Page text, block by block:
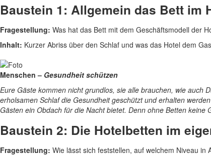
Baustein 1: Allgemein das Bett im
Fragestellung: Was hat das Bett mit dem Geschäftsmodell der
Inhalt: Kurzer Abriss über den Schlaf und was das Hotel dem
Menschen – Gesundheit schützen
Eure Gäste kommen nicht grundlos, sie alle brauchen, wie auch
erholsamen Schlaf die Gesundheit geschützt und erhalten
Gästen ein Obdach für die Nacht bietet. Denn ohne Betten
Baustein 2: Die Hotelbetten im
Fragestellung: Wie lässt sich feststellen, auf welchem Niveau